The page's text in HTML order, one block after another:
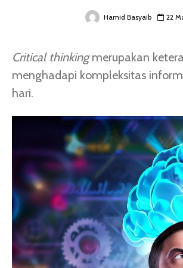
Hamid Basyaib 22
Critical thinkingmerupakan
menghadapi kompleksitas
hari.